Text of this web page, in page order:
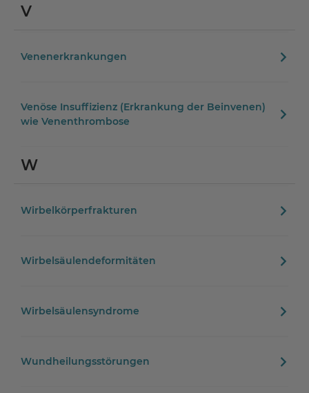
V
Venenerkrankungen
Venöse Insuffizienz (Erkrankung der Beinvenen)
wie Venenthrombose
W
Wirbelkörperfrakturen
Wirbelsäulendeformitäten
Wirbelsäulensyndrome
Wundheilungsstörungen